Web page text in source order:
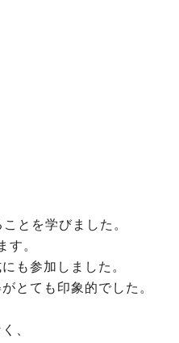
とを学びました。
す。
も参加しました。
とても印象的でした。
、